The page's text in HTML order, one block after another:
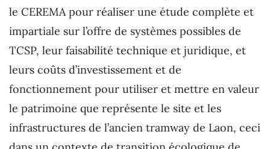
le CEREMA pour réaliser une étude complète et
impartiale sur l’offre de systèmes possibles de
TCSP, leur faisabilité technique et juridique, et
leurs coûts d’investissement et de
fonctionnement pour utiliser et mettre en valeur
le patrimoine que représente le site et les
infrastructures de l’ancien tramway de Laon, ceci